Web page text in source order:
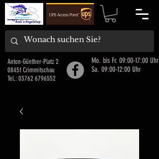
Anton-Günther-Platz 2
08451 Crimmitschau
Tel.:03762 6796552
Mo. bis Fr. 09:00-17:00 Uhr
Sa. 09:00-12:00 Uhr